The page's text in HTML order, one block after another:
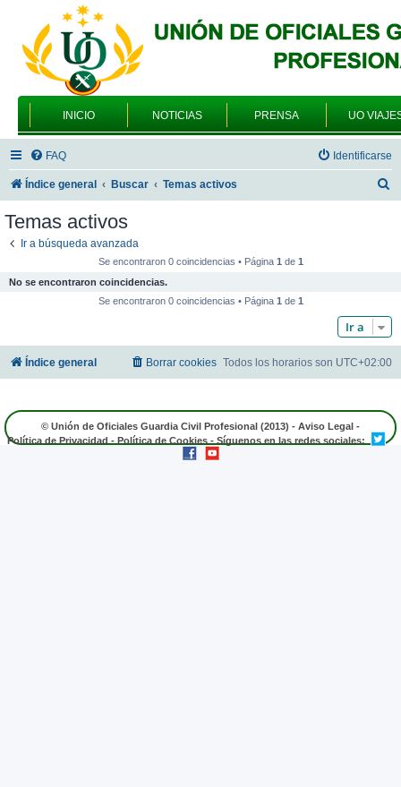
INICIO NOTICIAS PRENSA UO
FAQ Identificarse
Índice general Buscar Temas activos
Temas activos
Ir a búsqueda avanzada
Se encontraron 0 coincidencias • Página 1de 1
No se encontraron coincidencias.
Se encontraron 0 coincidencias • Página 1de 1
Ir a
Índice general Todos los horarios son UTC+02:00
Borrar cookies
© Unión de Oficiales Guardia Civil Profesional (2013) - Aviso Legal -
Política de Privacidad-Política de Cookies- Síguenos en las redes sociales: